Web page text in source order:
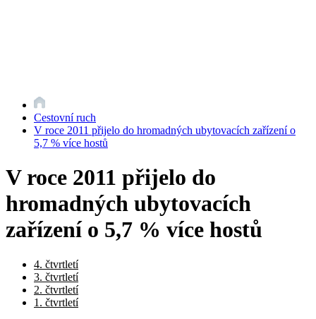
Cestovní ruch
V roce 2011 přijelo do hromadných ubytovacích zařízení o
5,7 % více hostů
V roce 2011 přijelo do
hromadných ubytovacích
zařízení o 5,7 % více hostů
4. čtvrtletí
3. čtvrtletí
2. čtvrtletí
1. čtvrtletí